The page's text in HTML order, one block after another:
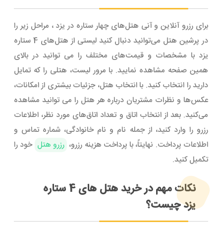
برای رزرو آنلاین و آنی هتل‌های چهار ستاره در یزد ، مراحل زیر را
در پرشین هتل می‌توانید دنبال کنید لیستی از هتل‌های 4 ستاره
یزد با مشخصات و قیمت‌های مختلف را می توانید در بالای
همین صفحه مشاهده نمایید. با مرور لیست، هتلی را که تمایل
دارید را انتخاب کنید. با انتخاب هتل، جزئیات بیشتری از امکانات،
عکس‌ها و نظرات مشتریان درباره هر هتل را می توانید مشاهده
می‌کنید. بعد از انتخاب اتاق و تعداد اتاق‌های مورد نظر، اطلاعات
رزرو را وارد کنید، از جمله نام و نام خانوادگی، شماره تماس و
اطلاعات پرداخت. نهایتاً، با پرداخت هزینه رزرو، رزرو هتل خود را
تکمیل کنید.
نکات مهم در خرید هتل های 4 ستاره
یزد چیست؟